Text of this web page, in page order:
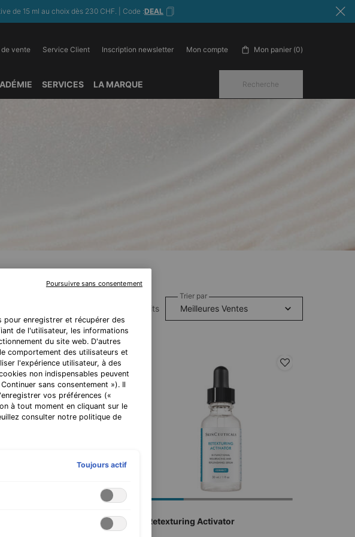
de 15 ml au choix dès 230 CHF. | Code :DEAL
de vente Service Client Inscription newsletter Mon compte Mon panier 0
0 produit in cart
SERVICES LA MARQUE Recherche
12 produits
Trier par
Retexturing Activator
pour enregistrer et récupérer des
de l'utilisateur, les informations
du site web. D'autres
comportement des utilisateurs et
l'expérience utilisateur, à des
non indispensables peuvent
sans consentement »). Il
vos préférences («
à tout moment en cliquant sur le
consulter notre politique de
Toujours actif
Poursuivre sans consentement